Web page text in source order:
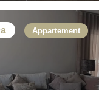
Appartement